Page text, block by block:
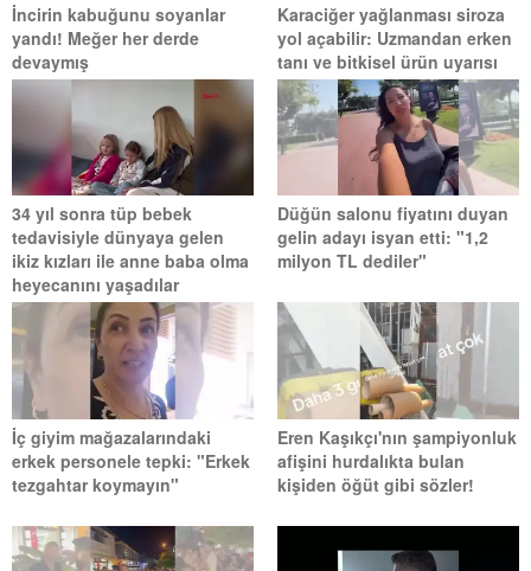
İncirin kabuğunu soyanlar
yandı! Meğer her derde
devaymış
Karaciğer yağlanması siroza
yol açabilir: Uzmandan erken
tanı ve bitkisel ürün uyarısı
34 yıl sonra tüp bebek
tedavisiyle dünyaya gelen
ikiz kızları ile anne baba olma
heyecanını yaşadılar
Düğün salonu fiyatını duyan
gelin adayı isyan etti: "1,2
milyon TL dediler"
İç giyim mağazalarındaki
erkek personele tepki: "Erkek
tezgahtar koymayın"
Eren Kaşıkçı'nın şampiyonluk
afişini hurdalıkta bulan
kişiden öğüt gibi sözler!